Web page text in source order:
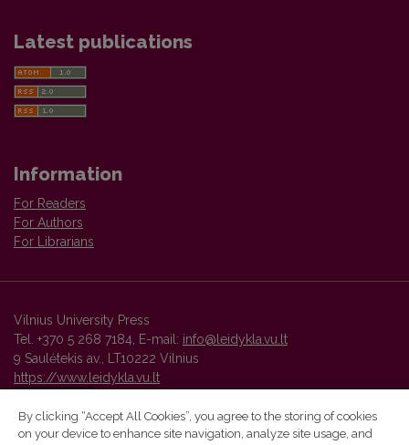
Latest publications
Information
For Readers
For Authors
For Librarians
Vilnius University Press
Tel. +370 5 268 7184, E-mail: info@leidykla.vu.lt
9 Saulėtekis av., LT10222 Vilnius
https://www.leidykla.vu.lt
By clicking “Accept All Cookies”, you agree to the storing of cookies
on your device to enhance site navigation, analyze site usage, and